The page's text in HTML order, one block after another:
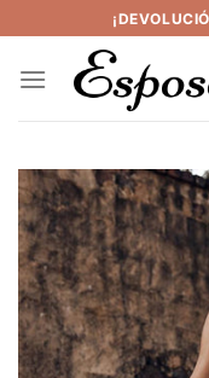
al
contenido